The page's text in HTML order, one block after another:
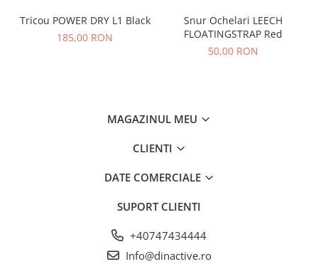
Tricou POWER DRY L1 Black
185,00 RON
Snur Ochelari LEECH
FLOATINGSTRAP Red
50,00 RON
MAGAZINUL MEU
CLIENTI
DATE COMERCIALE
SUPORT CLIENTI
+40747434444
Info@dinactive.ro